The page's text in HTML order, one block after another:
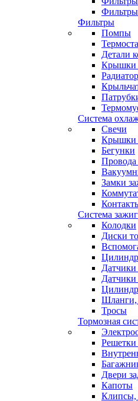
Фильтры
Помпы
Детали
Крышки
Система
Свечи
Крышки
Бегунки
Провода
Замки
Система
Колодки
Диски
Датчики
Шланги,
Тросы
Тормозная
Решетки
Двери
Капоты
Клипсы,